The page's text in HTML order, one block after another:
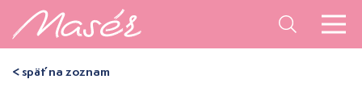
< späť na zoznam